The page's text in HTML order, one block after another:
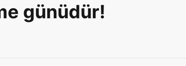
günüdür!